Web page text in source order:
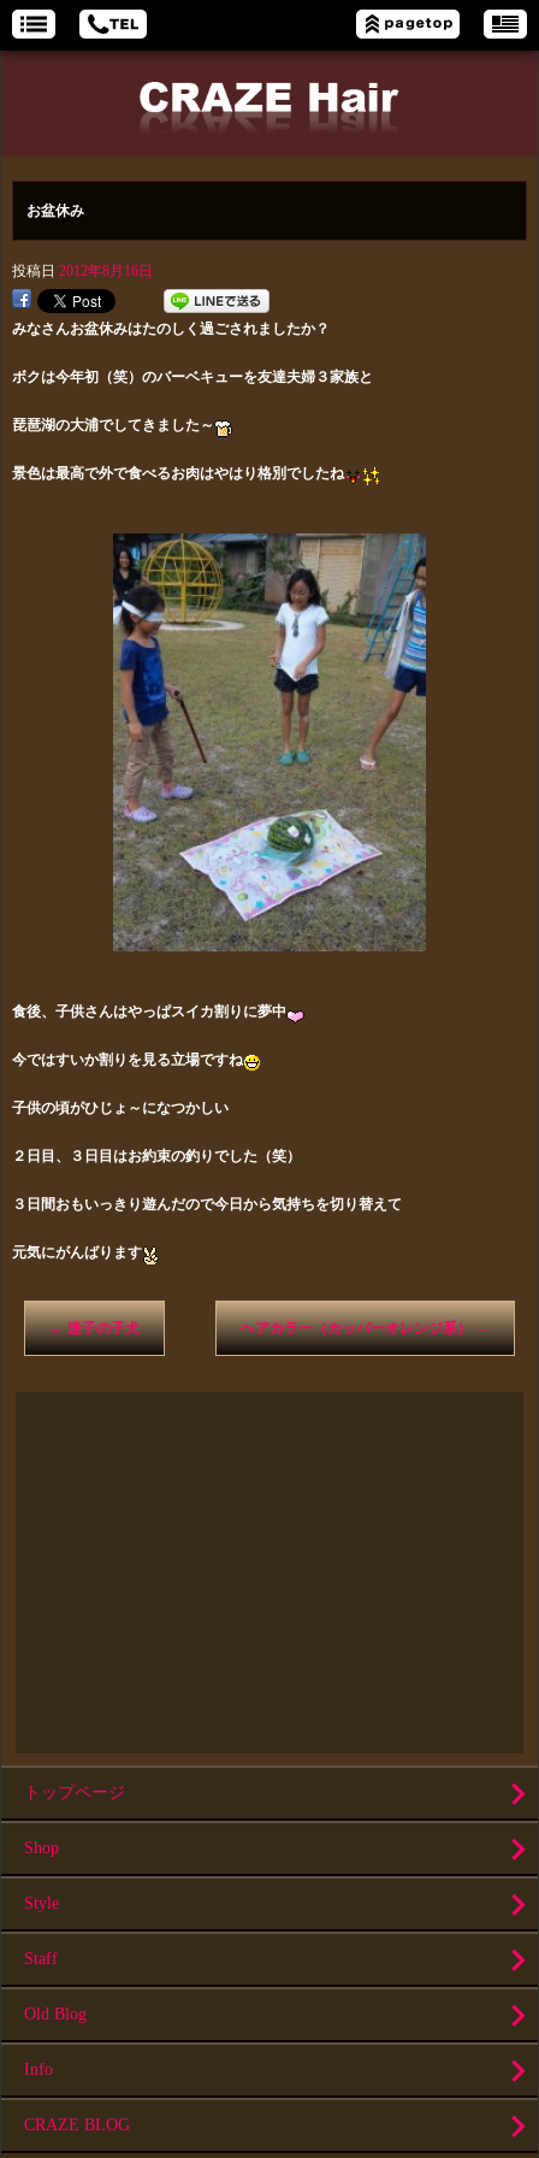
お盆休み
投稿日 2012年8月16日
みなさんお盆休みはたのしく過ごされましたか？
ボクは今年初（笑）のバーベキューを友達夫婦３家族と
琵琶湖の大浦でしてきました～
景色は最高で外で食べるお肉はやはり格別でしたね
食後、子供さんはやっぱスイカ割りに夢中
今ではすいか割りを見る立場ですね
子供の頃がひじょ～になつかしい
２日目、３日目はお約束の釣りでした（笑）
３日間おもいっきり遊んだので今日から気持ちを切り替えて
元気にがんばります
←迷子の子犬 ヘアカラー（カッパーオレンジ系）→
トップページ
Shop
Style
Staff
Old Blog
Info
CRAZE BLOG